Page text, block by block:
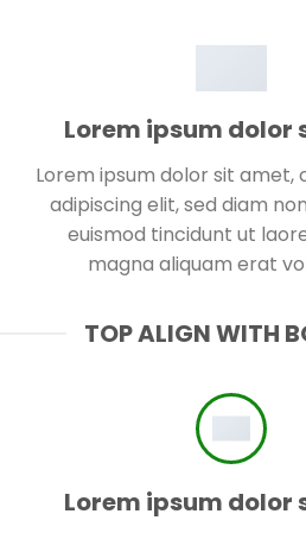
Lorem ipsum dolor
Lorem ipsum dolor sit amet,
adipiscing elit, sed diam
euismod tincidunt ut
magna aliquam erat
TOP ALIGN WITH
Lorem ipsum dolor